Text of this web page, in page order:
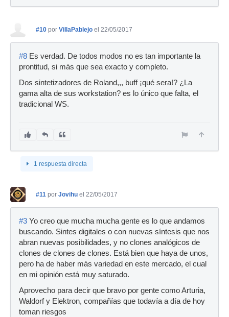
#10 por VillaPablejo el 22/05/2017
#8 Es verdad. De todos modos no es tan importante la
prontitud, si más que sea exacto y completo.
Dos sintetizadores de Roland,,, buff ¡qué sera!? ¿La
gama alta de sus workstation? es lo único que falta, el
tradicional WS.
1 respuesta directa
#11 por Jovihu el 22/05/2017
#3 Yo creo que mucha mucha gente es lo que andamos
buscando. Sintes digitales o con nuevas síntesis que nos
abran nuevas posibilidades, y no clones analógicos de
clones de clones de clones. Está bien que haya de unos,
pero ha de haber más variedad en este mercado, el cual
en mi opinión está muy saturado.
Aprovecho para decir que bravo por gente como Arturia,
Waldorf y Elektron, compañías que todavía a día de hoy
toman riesgos